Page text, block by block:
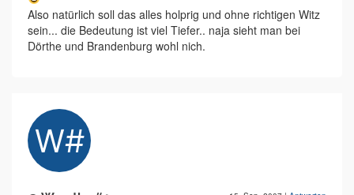
Also natürlich soll das alles holprig und ohne richtigen Witz
sein... die Bedeutung ist viel Tiefer.. naja sieht man bei
Dörthe und Brandenburg wohl nich.